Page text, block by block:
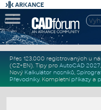
Přes 123.000 registrovaných u
(CZ+EN). Tipy pro AutoCAD 2027
Nový Kalkulátor nosníků,
Převodníky. Kompletní příkazya